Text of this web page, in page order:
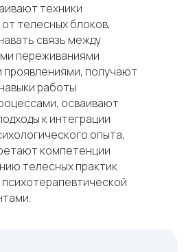
техники
телесных блоков,
связь между
переживаниями
проявлениями, получают
работы
осваивают
к интеграции
опыта,
компетенции
телесных практик